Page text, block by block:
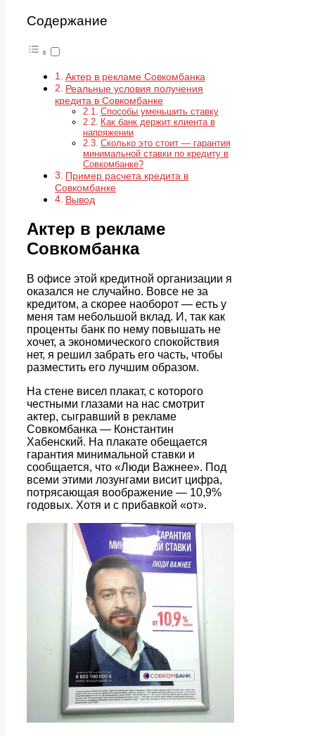
Содержание
Актер в рекламе Совкомбанка
Реальные условия получения
кредита в Совкомбанке
Способы уменьшить ставку
Как банк держит клиента в
напряжении
Сколько это стоит — гарантия
минимальной ставки по кредиту в
Совкомбанке?
Пример расчета кредита в
Совкомбанке
Вывод
Актер в рекламе
Совкомбанка
В офисе этой кредитной организации я
оказался не случайно. Вовсе не за
кредитом, а скорее наоборот — есть у
меня там небольшой вклад. И, так как
проценты банк по нему повышать не
хочет, а экономического спокойствия
нет, я решил забрать его часть, чтобы
разместить его лучшим образом.
На стене висел плакат, с которого
честными глазами на нас смотрит
актер, сыгравший в рекламе
Совкомбанка — Константин
Хабенский. На плакате обещается
гарантия минимальной ставки и
сообщается, что «Люди Важнее». Под
всеми этими лозунгами висит цифра,
потрясающая воображение — 10,9%
годовых. Хотя и с прибавкой «от».